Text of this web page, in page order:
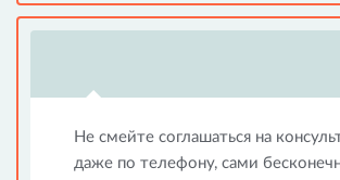
Не смейте соглашаться на
даже по телефону, сами